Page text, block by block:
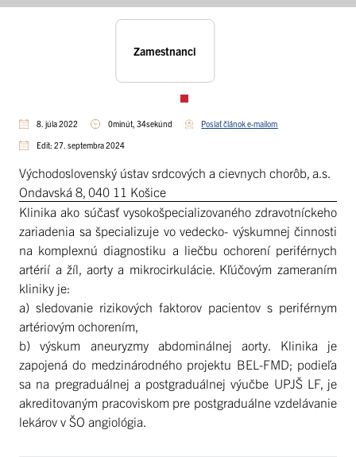
Zamestnanci
8. júla 2022 0minút, 34sekúnd Poslať článok e-mailom
Edit: 27. septembra 2024
Východoslovenský ústav srdcových a cievnych chorôb, a.s.
Ondavská 8, 040 11 Košice
Klinika ako súčasť vysokošpecializovaného zdravotníckeho
zariadenia sa špecializuje vo vedecko- výskumnej činnosti
na komplexnú diagnostiku a liečbu ochorení periférnych
artérií a žíl, aorty a mikrocirkulácie. Kľúčovým zameraním
kliniky je:
a) sledovanie rizikových faktorov pacientov s periférnym
artériovým ochorením,
b) výskum aneuryzmy abdominálnej aorty. Klinika je
zapojená do medzinárodného projektu BEL-FMD; podieľa
sa na pregraduálnej a postgraduálnej výučbe UPJŠ LF, je
akreditovaným pracoviskom pre postgraduálne vzdelávanie
lekárov v ŠO angiológia.